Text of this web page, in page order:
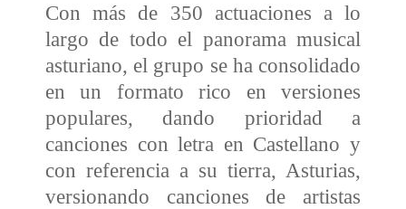
Con más de 350 actuaciones a lo
largo de todo el panorama musical
asturiano, el grupo se ha consolidado
en un formato rico en versiones
populares, dando prioridad a
canciones con letra en Castellano y
con referencia a su tierra, Asturias,
versionando canciones de artistas